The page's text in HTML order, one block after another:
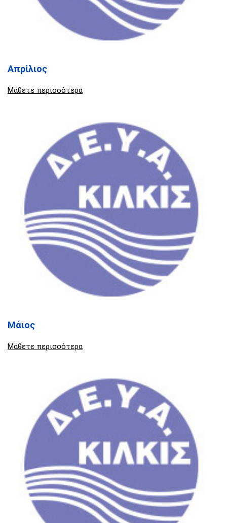
Απρίλιος
Μάθετε περισσότερα
Μάιος
Μάθετε περισσότερα